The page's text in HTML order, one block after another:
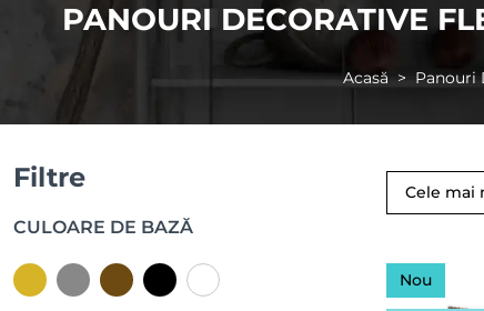
PANOURI DECORATIVE
Acasă Panouri
Filtre
CULOARE DE BAZĂ
Cele mai
Nou